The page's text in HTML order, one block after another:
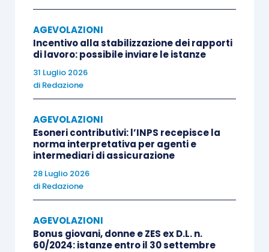
importo non superiore al 50% dell’importo
complessivo delle agevolazioni concesse, previa
presentazione di fideiussione o polizza
fideiussoria.
Gli allegati al Decreto 26 gennaio 2026
contengono:
le iniziative di formazione del personale
ammissibili alle agevolazioni del decreto
Italy 4 settembre 2025 devono avere
come oggetto uno o più delle seguenti
AGEVOLAZIONI
Incentivo alla stabilizzazione dei rapporti
di lavoro: possibile inviare le istanze
31 Luglio 2026
di Redazione
AGEVOLAZIONI
Esoneri contributivi: l’INPS recepisce la
norma interpretativa per agenti e
intermediari di assicurazione
28 Luglio 2026
di Redazione
AGEVOLAZIONI
Bonus giovani, donne e ZES ex D.L. n.
60/2024: istanze entro il 30 settembre